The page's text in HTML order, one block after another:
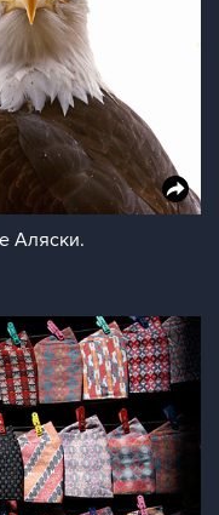
Аляски.